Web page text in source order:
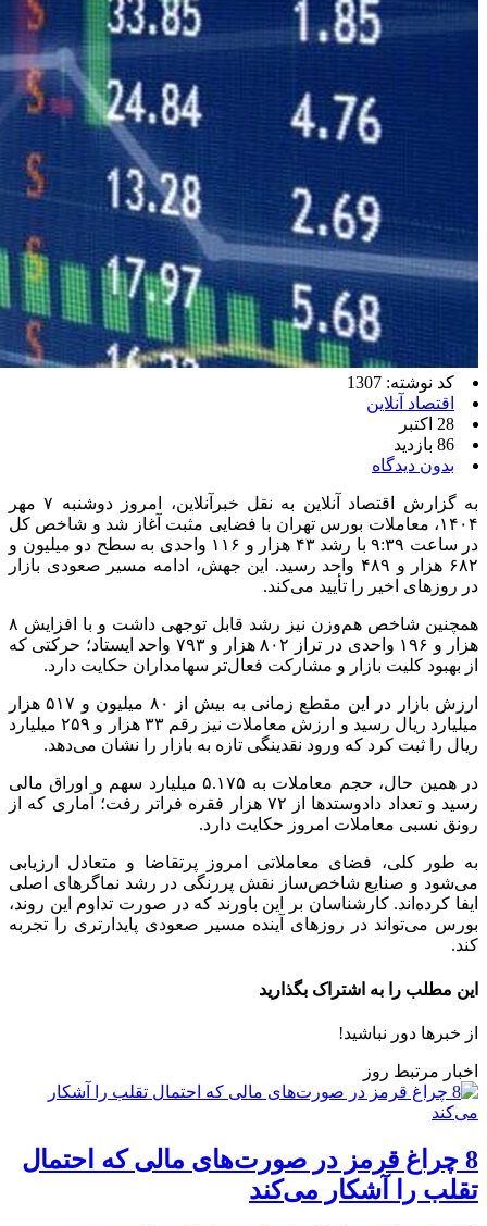
کد نوشته: 1307
اقتصاد آنلاین
28 اکتبر
86 بازدید
بدون دیدگاه
به گزارش اقتصاد آنلاین به نقل خبرآنلاین، امروز دوشنبه ۷ مهر
۱۴۰۴، معاملات بورس تهران با فضایی مثبت آغاز شد و شاخص کل
در ساعت ۹:۳۹ با رشد ۴۳ هزار و ۱۱۶ واحدی به سطح دو میلیون و
۶۸۲ هزار و ۴۸۹ واحد رسید. این جهش، ادامه مسیر صعودی بازار
در روز‌های اخیر را تأیید می‌کند.
همچنین شاخص هم‌وزن نیز رشد قابل توجهی داشت و با افزایش ۸
هزار و ۱۹۶ واحدی در تراز ۸۰۲ هزار و ۷۹۳ واحد ایستاد؛ حرکتی که
از بهبود کلیت بازار و مشارکت فعال‌تر سهامداران حکایت دارد.
ارزش بازار در این مقطع زمانی به بیش از ۸۰ میلیون و ۵۱۷ هزار
میلیارد ریال رسید و ارزش معاملات نیز رقم ۳۳ هزار و ۲۵۹ میلیارد
ریال را ثبت کرد که ورود نقدینگی تازه به بازار را نشان می‌دهد.
در همین حال، حجم معاملات به ۵.۱۷۵ میلیارد سهم و اوراق مالی
رسید و تعداد دادوستد‌ها از ۷۲ هزار فقره فراتر رفت؛ آماری که از
رونق نسبی معاملات امروز حکایت دارد.
به طور کلی، فضای معاملاتی امروز پرتقاضا و متعادل ارزیابی
می‌شود و صنایع شاخص‌ساز نقش پررنگی در رشد نماگر‌های اصلی
ایفا کرده‌اند. کارشناسان بر این باورند که در صورت تداوم این روند،
بورس می‌تواند در روز‌های آینده مسیر صعودی پایدارتری را تجربه
کند.
این مطلب را به اشتراک بگذارید
از خبرها دور نباشید!
اخبار مرتبط روز
8 چراغ قرمز در صورت‌های مالی که احتمال
تقلب را آشکار می‌کند